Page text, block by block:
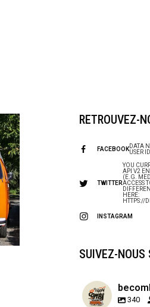
RETROUVEZ-
FACEBOOKDATA
USER ID.
TWITTER
YOU
API V2
(E.G.
ACCESS
HERE:
HTTPS://
INSTAGRAM
SUIVEZ-NOUS
340